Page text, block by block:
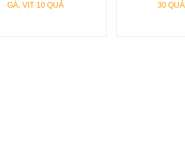
GÀ, VỊT 10 QUẢ
30